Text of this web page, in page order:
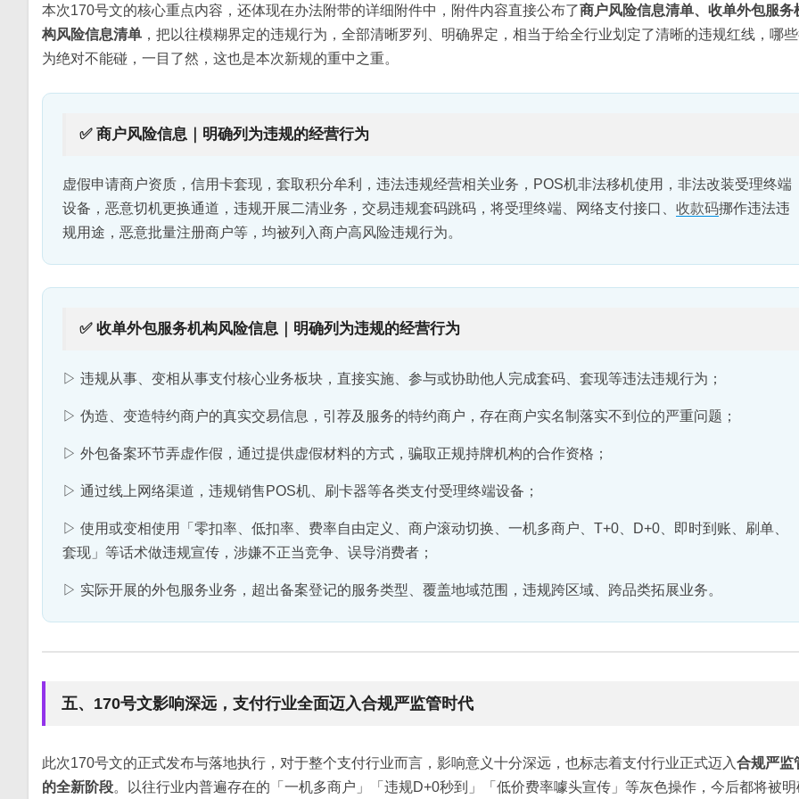
本次170号文的核心重点内容，还体现在办法附带的详细附件中，附件内容直接公布了商户风险信息清单、收单外包服务
构风险信息清单 ，把以往模糊界定的违规行为，全部清晰罗列、明确界定，相当于给全行业划定了清晰的违规红线，哪
为绝对不能碰，一目了然，这也是本次新规的重中之重。
✅ 商户风险信息｜明确列为违规的经营行为
虚假申请商户资质，信用卡套现，套取积分牟利，违法违规经营相关业务，POS机非法移机使用，非法改装受理终端
设备，恶意切机更换通道，违规开展二清业务，交易违规套码跳码，将受理终端、网络支付接口、 收款码挪作违法违
规用途，恶意批量注册商户等，均被列入商户高风险违规行为。
✅ 收单外包服务机构风险信息｜明确列为违规的经营行为
▷ 违规从事、变相从事支付核心业务板块，直接实施、参与或协助他人完成套码、套现等违法违规行为；
▷ 伪造、变造特约商户的真实交易信息，引荐及服务的特约商户，存在商户实名制落实不到位的严重问题；
▷ 外包备案环节弄虚作假，通过提供虚假材料的方式，骗取正规持牌机构的合作资格；
▷ 通过线上网络渠道，违规销售POS机、刷卡器等各类支付受理终端设备；
▷ 使用或变相使用「零扣率、低扣率、费率自由定义、商户滚动切换、一机多商户、T+0、D+0、即时到账、刷单、
套现」等话术做违规宣传，涉嫌不正当竞争、误导消费者；
▷ 实际开展的外包服务业务，超出备案登记的服务类型、覆盖地域范围，违规跨区域、跨品类拓展业务。
五、170号文影响深远，支付行业全面迈入合规严监管时代
此次170号文的正式发布与落地执行，对于整个支付行业而言，影响意义十分深远，也标志着支付行业正式迈入合规严监
的全新阶段。以往行业内普遍存在的「一机多商户」「违规D+0秒到」「低价费率噱头宣传」等灰色操作，今后都将被明